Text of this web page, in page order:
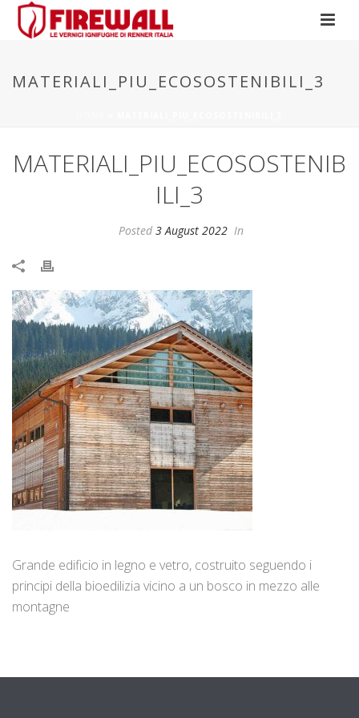
MATERIALI_PIU_ECOSOSTENIBILI_3
MATERIALI_PIU_ECOSOSTENIB
ILI_3
Posted 3 August 2022 In
Grande edificio in legno e vetro, costruito seguendo i
principi della bioedilizia vicino a un bosco in mezzo alle
montagne